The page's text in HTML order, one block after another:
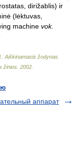
dirižablis) ir
(lėktuvas,
machine vok.
Aiškinamasis žodynas.
žinios 2002
аппарат